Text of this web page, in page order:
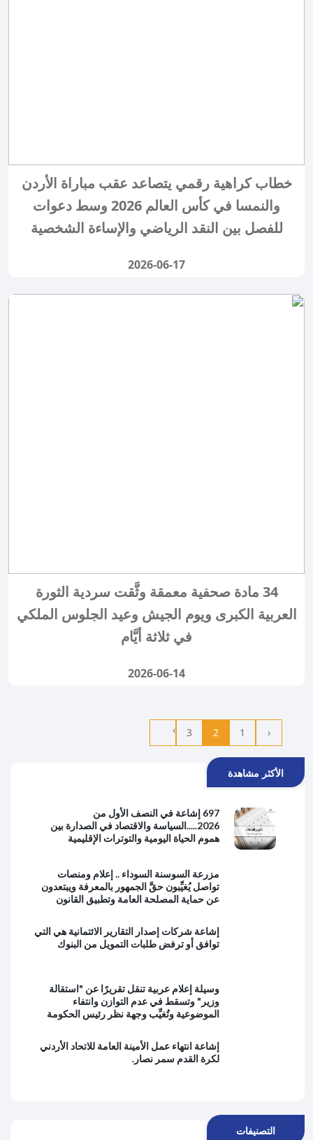
خطاب كراهية رقمي يتصاعد عقب مباراة الأردن
والنمسا في كأس العالم 2026 وسط دعوات
للفصل بين النقد الرياضي والإساءة الشخصية
2026-06-17
34 مادة صحفية معمقة وثَّقت سردية الثورة
العربية الكبرى ويوم الجيش وعيد الجلوس الملكي
في ثلاثة أيَّام
2026-06-14
‹
1
2
3
›
الأكثر مشاهدة
697 إشاعة في النصف الأول من
2026.....السياسة والاقتصاد في الصدارة بين
هموم الحياة اليومية والتوترات الإقليمية
مزرعة السوسنة السوداء .. إعلام ومنصات
تواصل يُغيِّبون حقَّ الجمهور بالمعرفة ويبتعدون
عن حماية المصلحة العامة وتطبيق القانون
إشاعة شركات إصدار التقارير الائتمانية هي التي
توافق أو ترفض طلبات التمويل من البنوك
وسيلة إعلام عربية تنقل تقريرًا عن "استقالة
وزير" وتسقط في عدم التوازن وانتفاء
الموضوعية وتُغيِّب وجهة نظر رئيس الحكومة
إشاعة انتهاء عمل الأمينة العامة للاتحاد الأردني
لكرة القدم سمر نصار.
التصنيفات